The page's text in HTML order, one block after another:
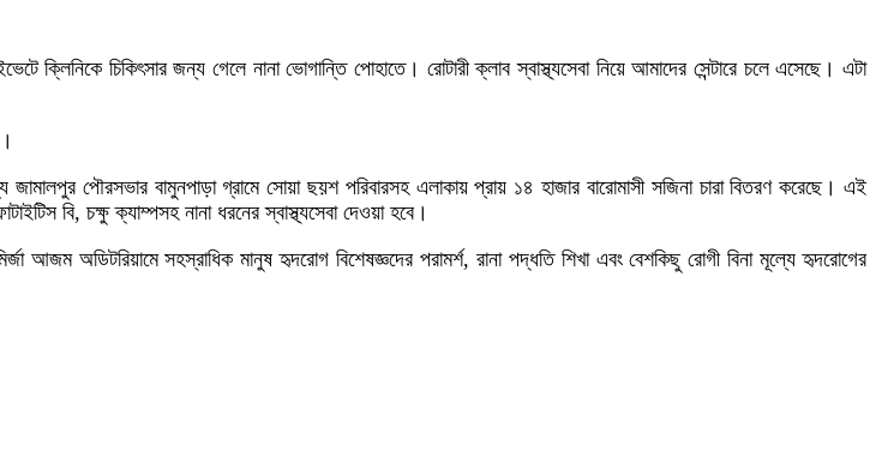
চিকিৎসার জন্য গেলে নানা ভোগান্তি পোহাতে। রোটারী ক্লাব স্বাস্থ্যসেবা নিয়ে আমাদের সেন্টারে চলে এসেছে। এটা
পৌরসভার বামুনপাড়া গ্রামে সোয়া ছয়শ পরিবারসহ এলাকায় প্রায় ১৪ হাজার বারোমাসী সজিনা চারা বিতরণ করেছে। এই
বি, চক্ষু ক্যাম্পসহ নানা ধরনের স্বাস্থ্যসেবা দেওয়া হবে।
অডিটরিয়ামে সহস্রাধিক মানুষ হৃদরোগ বিশেষজ্ঞদের পরামর্শ, রানা পদ্ধতি শিখা এবং বেশকিছু রোগী বিনা মূল্যে হৃদরোগের